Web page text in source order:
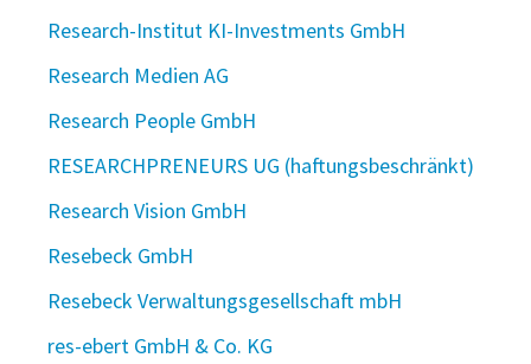
Research-Institut KI-Investments GmbH
Research Medien AG
Research People GmbH
RESEARCHPRENEURS UG (haftungsbeschränkt)
Research Vision GmbH
Resebeck GmbH
Resebeck Verwaltungsgesellschaft mbH
res-ebert GmbH & Co. KG